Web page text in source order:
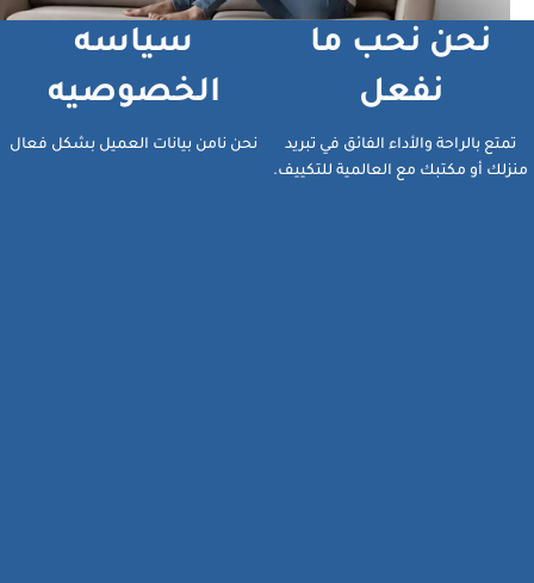
نحن نحب ما
نفعل
تمتع بالراحة والأداء الفائق في تبريد
منزلك أو مكتبك مع العالمية للتكييف.
سياسه
الخصوصيه
نحن نامن بيانات العميل بشكل فعال